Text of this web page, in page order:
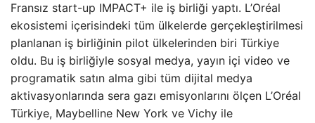
Fransız start-up IMPACT+ ile iş birliği yaptı. L’Oréal
ekosistemi içerisindeki tüm ülkelerde gerçekleştirilmesi
planlanan iş birliğinin pilot ülkelerinden biri Türkiye
oldu. Bu iş birliğiyle sosyal medya, yayın içi video ve
programatik satın alma gibi tüm dijital medya
aktivasyonlarında sera gazı emisyonlarını ölçen L’Oréal
Türkiye, Maybelline New York ve Vichy ile